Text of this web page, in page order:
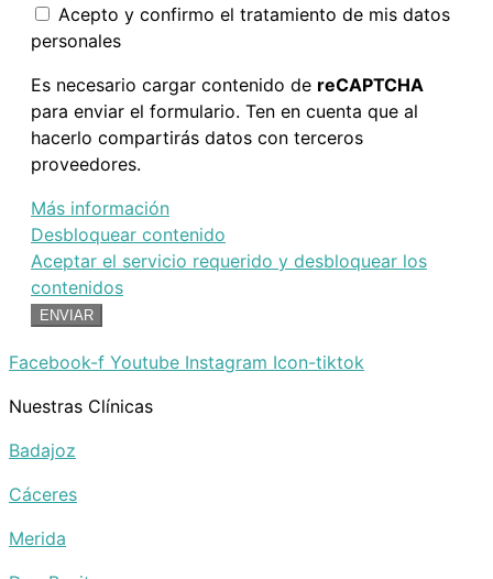
Acepto y confirmo el tratamiento de mis datos
personales
Es necesario cargar contenido de reCAPTCHA
para enviar el formulario. Ten en cuenta que al
hacerlo compartirás datos con terceros
proveedores.
Más información
Desbloquear contenido
Aceptar el servicio requerido y desbloquear los
contenidos
ENVIAR
Facebook-f Youtube Instagram Icon-tiktok
Nuestras Clínicas
Badajoz
Cáceres
Merida